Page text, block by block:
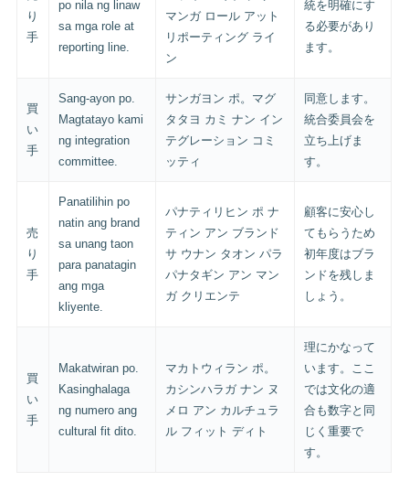
り
手
po nila ng linaw
sa mga role at
reporting line.
マンガ ロール アット
リポーティング ライ
ン
統を明確にす
る必要があり
ます。
買
い
手
Sang-ayon po.
Magtatayo kami
ng integration
committee.
サンガヨン ポ。マグ
タタヨ カミ ナン イン
テグレーション コミ
ッティ
同意します。
統合委員会を
立ち上げま
す。
売
り
手
Panatilihin po
natin ang brand
sa unang taon
para panatagin
ang mga
kliyente.
パナティリヒン ポ ナ
ティン アン ブランド
サ ウナン タオン パラ
パナタギン アン マン
ガ クリエンテ
顧客に安心し
てもらうため
初年度はブラ
ンドを残しま
しょう。
買
い
手
Makatwiran po.
Kasinghalaga
ng numero ang
cultural fit dito.
マカトウィラン ポ。
カシンハラガ ナン ヌ
メロ アン カルチュラ
ル フィット ディト
理にかなって
います。ここ
では文化の適
合も数字と同
じく重要で
す。